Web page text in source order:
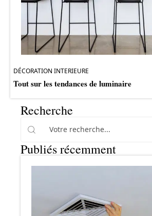
DÉCORATION INTERIEURE
Tout sur les tendances de luminaire
Recherche
Publiés récemment